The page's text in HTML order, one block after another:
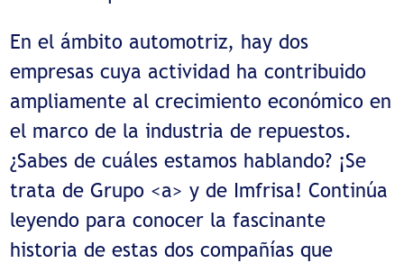
En el ámbito automotriz, hay dos
empresas cuya actividad ha contribuido
ampliamente al crecimiento económico en
el marco de la industria de repuestos.
¿Sabes de cuáles estamos hablando? ¡Se
trata de Grupo <a> y de Imfrisa! Continúa
leyendo para conocer la fascinante
historia de estas dos compañías que